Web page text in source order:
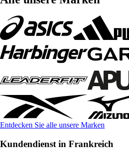
Entdecken Sie alle unsere Marken
Kundendienst in Frankreich